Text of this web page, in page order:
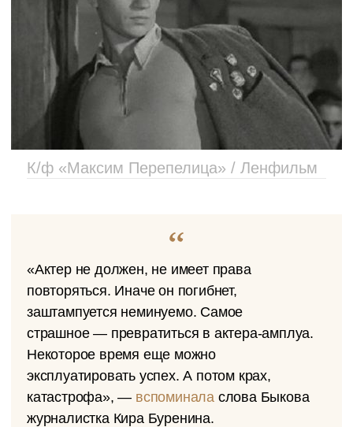
К/ф «Максим Перепелица» / Ленфильм
«Актер не должен, не имеет права
повторяться. Иначе он погибнет,
заштампуется неминуемо. Самое
страшное — превратиться в актера-амплуа.
Некоторое время еще можно
эксплуатировать успех. А потом крах,
катастрофа», — вспоминала слова Быкова
журналистка Кира Буренина.